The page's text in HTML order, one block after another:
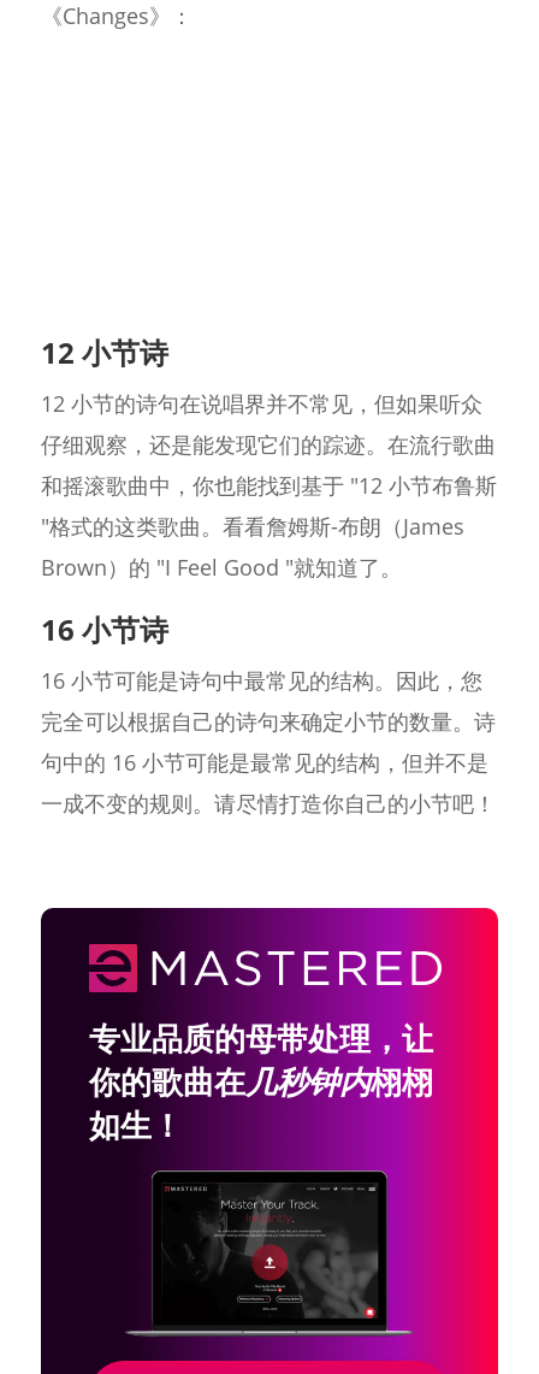
《Changes》：
12 小节诗
12 小节的诗句在说唱界并不常见，但如果听众
仔细观察，还是能发现它们的踪迹。在流行歌曲
和摇滚歌曲中，你也能找到基于 "12 小节布鲁斯
"格式的这类歌曲。看看詹姆斯-布朗（James
Brown）的 "I Feel Good "就知道了。
16 小节诗
16 小节可能是诗句中最常见的结构。因此，您
完全可以根据自己的诗句来确定小节的数量。诗
句中的 16 小节可能是最常见的结构，但并不是
一成不变的规则。请尽情打造你自己的小节吧！
专业品质的母带处理，让
你的歌曲在几秒钟内栩栩
如生！